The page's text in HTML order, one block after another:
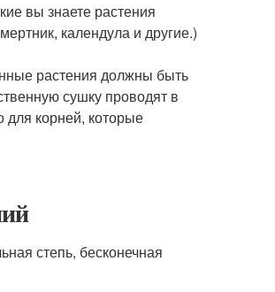
вы знаете растения
календула и другие.)
растения должны быть
сушку проводят в
корней, которые
степь, бесконечная